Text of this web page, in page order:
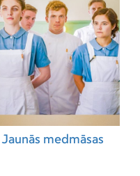
Jaunās medmāsas